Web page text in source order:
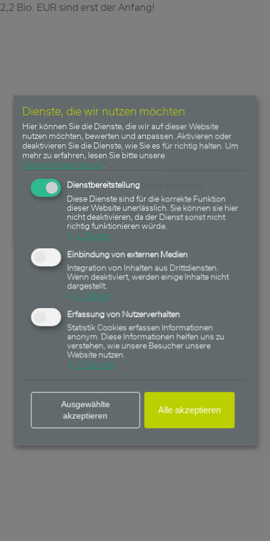
2,2 Bio. EUR sind erst der Anfang!
Dienste, die wir nutzen möchten
Hier können Sie die Dienste, die wir auf dieser Website
nutzen möchten, bewerten und anpassen. Aktivieren oder
deaktivieren Sie die Dienste, wie Sie es für richtig halten. Um
mehr zu erfahren, lesen Sie bitte unsere
Datenschutzerklärung.
Dienstbereitstellung
Diese Dienste sind für die korrekte Funktion
dieser Website unerlässlich. Sie können sie hier
nicht deaktivieren, da der Dienst sonst nicht
richtig funktionieren würde.
↓ 1 Dienst
Einbindung von externen Medien
Integration von Inhalten aus Drittdiensten.
Wenn deaktiviert, werden einige Inhalte nicht
dargestellt.
↓ 1 Dienst
Erfassung von Nutzerverhalten
Statistik Cookies erfassen Informationen
anonym. Diese Informationen helfen uns zu
verstehen, wie unsere Besucher unsere
Website nutzen.
↓ 2 Dienste
Ausgewählte
akzeptieren
Alle akzeptieren